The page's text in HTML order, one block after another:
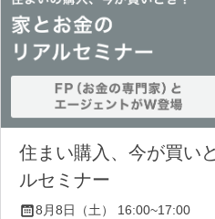
住まい購入、今が買い
ルセミナー
8月8日（土） 16:00~17:00